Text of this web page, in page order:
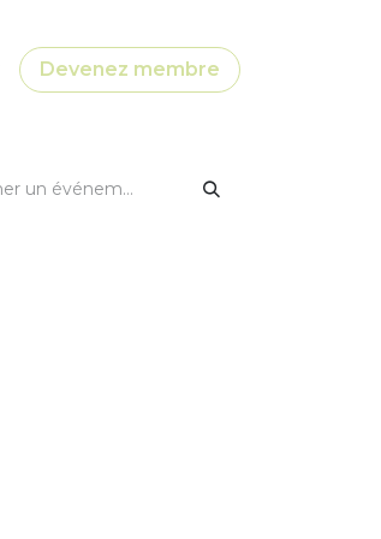
Devenez membre